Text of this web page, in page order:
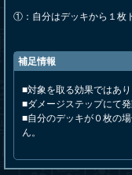
①：自分はデッキから１枚
補足情報
■対象を取る効果ではあり
■ダメージステップにて
■自分のデッキが０枚の
ん。